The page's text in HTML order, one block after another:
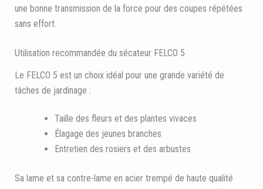
une bonne transmission de la force pour des coupes répétées
sans effort.
Utilisation recommandée du sécateur FELCO 5
Le FELCO 5 est un choix idéal pour une grande variété de
tâches de jardinage :
Taille des fleurs et des plantes vivaces
Élagage des jeunes branches
Entretien des rosiers et des arbustes
Sa lame et sa contre-lame en acier trempé de haute qualité